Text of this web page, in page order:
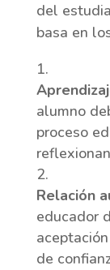
del
basa en
alumno
proceso
Relación
educador
de